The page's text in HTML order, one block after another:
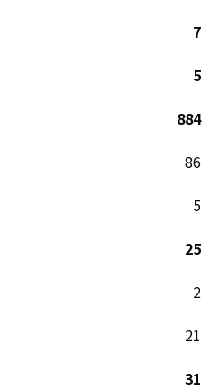
7
5
884
86
5
25
2
21
31